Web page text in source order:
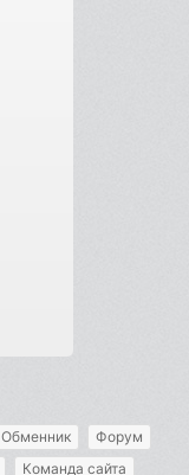
Обменник
Форум
Команда сайта